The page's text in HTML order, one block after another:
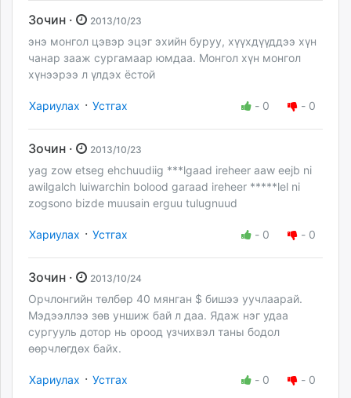
Зочин · 2013/10/23
энэ монгол цэвэр эцэг эхийн буруу, хүүхдүүддээ хүн
чанар зааж сургамаар юмдаа. Монгол хүн монгол
хүнээрээ л үлдэх ёстой
Хариулах · Устгах - 0 - 0
Зочин · 2013/10/23
yag zow etseg ehchuudiig ***lgaad ireheer aaw eejb ni
awilgalch luiwarchin bolood garaad ireheer *****lel ni
zogsono bizde muusain erguu tulugnuud
Хариулах · Устгах - 0 - 0
Зочин · 2013/10/24
Орчлонгийн төлбөр 40 мянган $ бишээ уучлаарай.
Мэдээллээ зөв уншиж бай л даа. Ядаж нэг удаа
сургууль дотор нь ороод үзчихвэл таны бодол
өөрчлөгдөх байх.
Хариулах · Устгах - 0 - 0